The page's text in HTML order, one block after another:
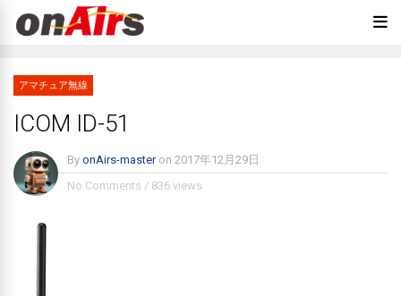
アマチュア無線
ICOM ID-51
By onAirs-masteron 2017年12月29日
No Comments / 836 views